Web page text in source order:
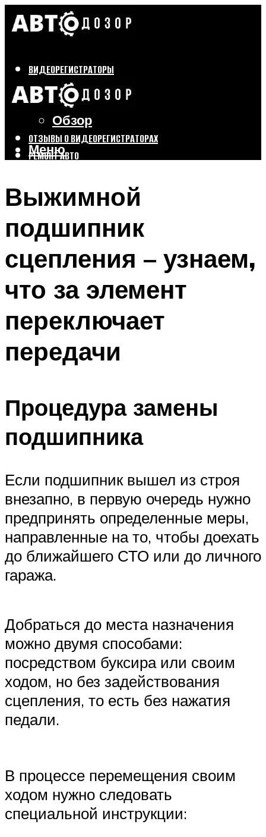
ВИДЕОРЕГИСТРАТОРЫ
Бренды
Выбор
Обзор
ОТЗЫВЫ О ВИДЕОРЕГИСТРАТОРАХ
РЕМОНТ АВТО
Меню
Выжимной
подшипник
сцепления – узнаем,
что за элемент
переключает
передачи
Процедура замены
подшипника
Если подшипник вышел из строя
внезапно, в первую очередь нужно
предпринять определенные меры,
направленные на то, чтобы доехать
до ближайшего СТО или до личного
гаража.
Добраться до места назначения
можно двумя способами:
посредством буксира или своим
ходом, но без задействования
сцепления, то есть без нажатия
педали.
В процессе перемещения своим
ходом нужно следовать
специальной инструкции: